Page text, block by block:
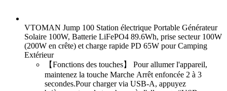
VTOMAN Jump 100 Station électrique Portable Générateur
Solaire 100W, Batterie LiFePO4 89.6Wh, prise secteur 100W
(200W en crête) et charge rapide PD 65W pour Camping
Extérieur
【Fonctions des touches】 Pour allumer l'appareil,
maintenez la touche Marche Arrêt enfoncée 2 à 3
secondes.Pour charger via USB‑A, appuyez